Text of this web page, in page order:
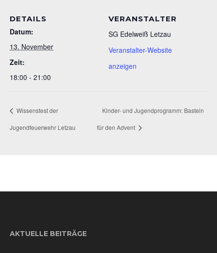
DETAILS
Datum:
13. November
Zeit:
18:00 - 21:00
VERANSTALTER
SG Edelweiß Letzau
Veranstalter-Website
anzeigen
Wissenstest der
Jugendfeuerwehr Letzau
Kinder- und Jugendprogramm: Basteln
für den Advent
AKTUELLE BEITRÄGE